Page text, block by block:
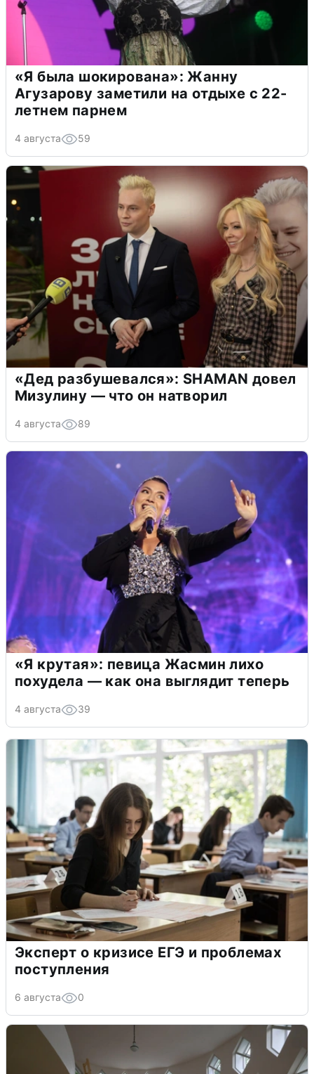
«Я была шокирована»: Жанну
Агузарову заметили на отдыхе с 22-
летнем парнем
4 августа 59
«Дед разбушевался»: SHAMAN довел
Мизулину — что он натворил
4 августа 89
«Я крутая»: певица Жасмин лихо
похудела — как она выглядит теперь
4 августа 39
Эксперт о кризисе ЕГЭ и проблемах
поступления
6 августа 0